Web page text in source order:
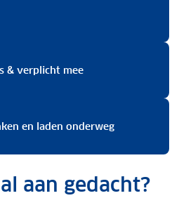
& verplicht meeVerkeersregels &
en laden onderwegGoedkoop
aan gedacht?